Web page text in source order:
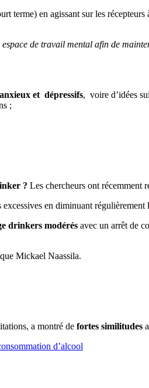
terme) en agissant sur les
de travail mental afin de
et dépressifs, voire d’idées
;
? Les chercheurs ont récemment
en diminuant régulièrement
drinkers modérésavec un arrêt de
Mickael Naassila.
a montré de fortes similitudes
d’alcool